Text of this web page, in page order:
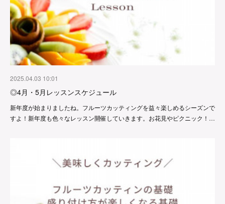
2025.04.03 10:01
◎4月・5月レッスンスケジュール
新年度が始まりましたね。フルーツカッティングを益々楽しめるシーズンで
すよ！新年度も色々なレッスン開催していきます。お花見やピクニック！…